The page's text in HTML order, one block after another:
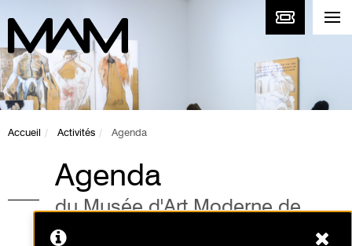
Accueil Activités Agenda
Agenda
du Musée d'Art Moderne de
Paris